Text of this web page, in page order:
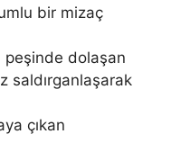
bir mizaç
peşinde dolaşan
saldırganlaşarak
çıkan